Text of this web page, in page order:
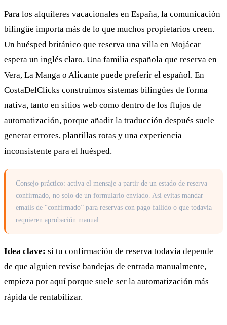
Para los alquileres vacacionales en España, la comunicación
bilingüe importa más de lo que muchos propietarios creen.
Un huésped británico que reserva una villa en Mojácar
espera un inglés claro. Una familia española que reserva en
Vera, La Manga o Alicante puede preferir el español. En
CostaDelClicks construimos sistemas bilingües de forma
nativa, tanto en sitios web como dentro de los flujos de
automatización, porque añadir la traducción después suele
generar errores, plantillas rotas y una experiencia
inconsistente para el huésped.
Consejo práctico: activa el mensaje a partir de un estado de reserva
confirmado, no solo de un formulario enviado. Así evitas mandar
emails de “confirmado” para reservas con pago fallido o que todavía
requieren aprobación manual.
Idea clave: si tu confirmación de reserva todavía depende
de que alguien revise bandejas de entrada manualmente,
empieza por aquí porque suele ser la automatización más
rápida de rentabilizar.